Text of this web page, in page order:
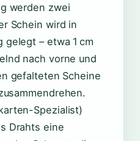
werden zwei
Schein wird in
gelegt – etwa 1 cm
nach vorne und
gefalteten Scheine
Spezialist)
Drahts eine